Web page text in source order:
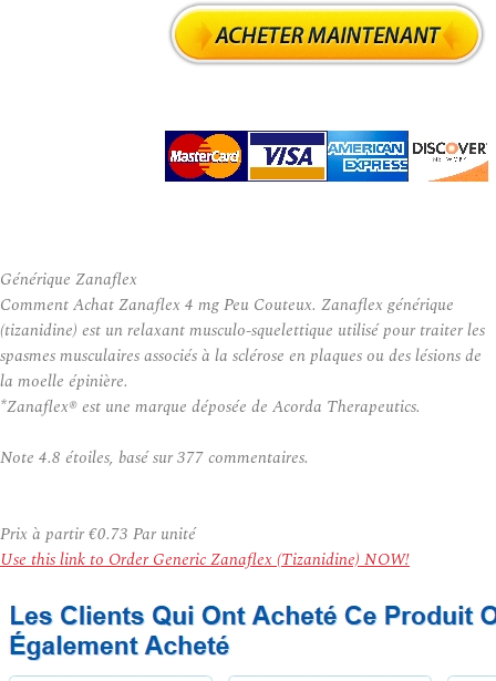
Générique Zanaflex
Comment Achat Zanaflex 4 mg Peu Couteux. Zanaflex générique
(tizanidine) est un relaxant musculo-squelettique utilisé pour traiter les
spasmes musculaires associés à la sclérose en plaques ou des lésions de
la moelle épinière.
*Zanaflex® est une marque déposée de Acorda Therapeutics.
Note 4.8 étoiles, basé sur377commentaires.
Prix à partir€0.73 Par unité
Use this link to Order Generic Zanaflex (Tizanidine) NOW!